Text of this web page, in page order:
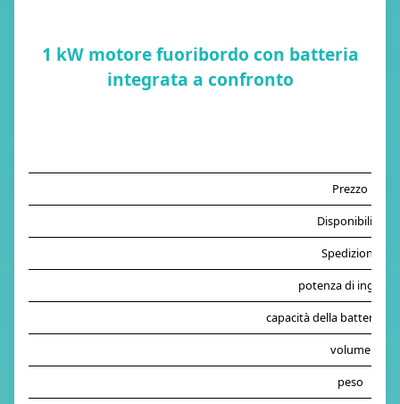
1 kW motore fuoribordo con batteria
integrata a confronto
Prezzo
Disponibilità
Spedizione
potenza di
capacità della batteria
volume
peso